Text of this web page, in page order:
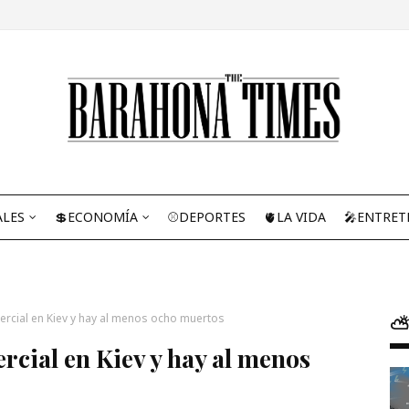
💲ECONOMÍA ⚾DEPORTES 🫀LA VIDA
en Kiev y hay al menos ocho muertos
en Kiev y hay al menos